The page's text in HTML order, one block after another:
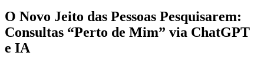
O Novo Jeito das Pessoas Pesquisarem:
Consultas “Perto de Mim” via ChatGPT
e IA